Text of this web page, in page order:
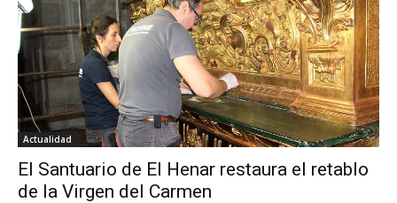
Actualidad
El Santuario de El Henar restaura el retablo
de la Virgen del Carmen